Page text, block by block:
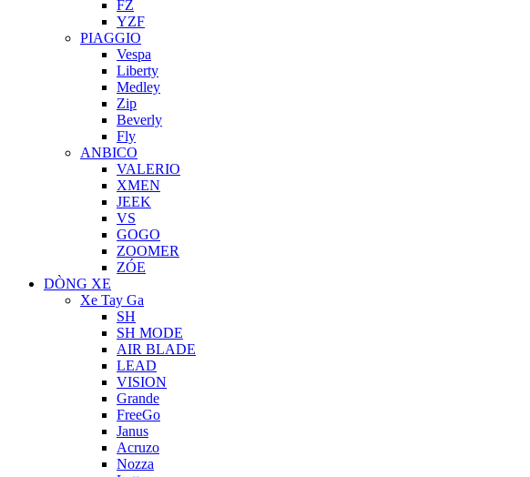
FZ
YZF
PIAGGIO
Vespa
Liberty
Medley
Zip
Beverly
Fly
ANBICO
VALERIO
XMEN
JEEK
VS
GOGO
ZOOMER
ZÓE
DÒNG XE
Xe Tay Ga
SH
SH MODE
AIR BLADE
LEAD
VISION
Grande
FreeGo
Janus
Acruzo
Nozza